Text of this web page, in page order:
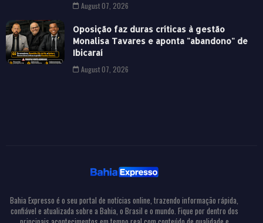
August 07, 2026
Oposição faz duras críticas à gestão
Monalisa Tavares e aponta "abandono" de
Ibicaraí
August 07, 2026
Bahia Expresso é o seu portal de notícias online, trazendo informação rápida,
confiável e atualizada sobre a Bahia, o Brasil e o mundo. Fique por dentro dos